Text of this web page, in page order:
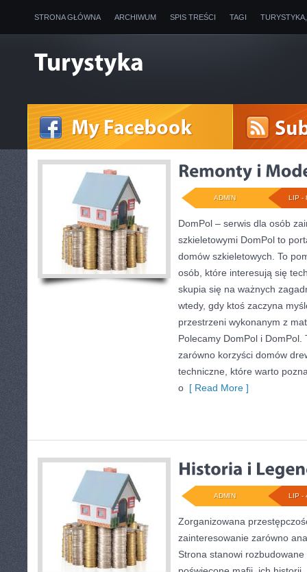
STRONA GŁÓWNA ARCHIWUM SPIS TREŚCI TAGI
LIP -
ADMIN
DomPol – serwis dla osób
szkieletowymi DomPol to
domów szkieletowych. To
osób, które interesują się
skupia się na ważnych
wtedy, gdy ktoś zaczyna
przestrzeni wykonanym z
Polecamy DomPol i
zarówno korzyści domów
techniczne, które warto
o [ Read More ]
LIP -
ADMIN
Zorganizowana
zainteresowanie zarówno
Strona stanowi